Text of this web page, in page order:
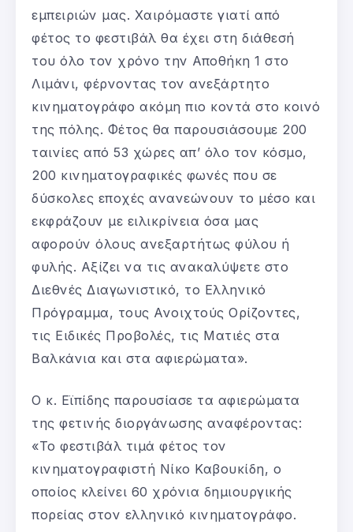
εμπειριών μας. Χαιρόμαστε γιατί από
φέτος το φεστιβάλ θα έχει στη διάθεσή
του όλο τον χρόνο την Αποθήκη 1 στο
Λιμάνι, φέρνοντας τον ανεξάρτητο
κινηματογράφο ακόμη πιο κοντά στο κοινό
της πόλης. Φέτος θα παρουσιάσουμε 200
ταινίες από 53 χώρες απ’ όλο τον κόσμο,
200 κινηματογραφικές φωνές που σε
δύσκολες εποχές ανανεώνουν το μέσο και
εκφράζουν με ειλικρίνεια όσα μας
αφορούν όλους ανεξαρτήτως φύλου ή
φυλής. Αξίζει να τις ανακαλύψετε στο
Διεθνές Διαγωνιστικό, το Ελληνικό
Πρόγραμμα, τους Ανοιχτούς Ορίζοντες,
τις Ειδικές Προβολές, τις Ματιές στα
Βαλκάνια και στα αφιερώματα».
Ο κ. Εϊπίδης παρουσίασε τα αφιερώματα
της φετινής διοργάνωσης αναφέροντας:
«Το φεστιβάλ τιμά φέτος τον
κινηματογραφιστή Νίκο Καβουκίδη, ο
οποίος κλείνει 60 χρόνια δημιουργικής
πορείας στον ελληνικό κινηματογράφο.